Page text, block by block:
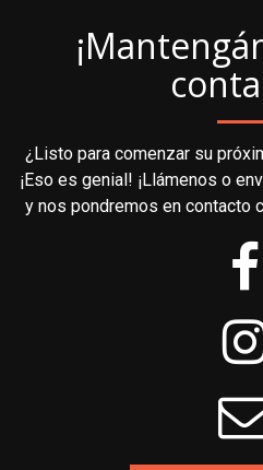
¿Listo para comenzar su
¡Eso es genial! ¡Llámenos o
y nos pondremos en contacto